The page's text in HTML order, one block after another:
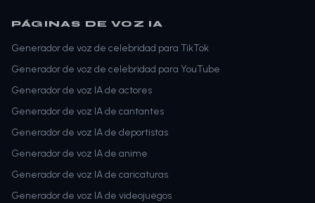
PÁGINAS DE VOZ IA
Generador de voz de celebridad para TikTok
Generador de voz de celebridad para YouTube
Generador de voz IA de actores
Generador de voz IA de cantantes
Generador de voz IA de deportistas
Generador de voz IA de anime
Generador de voz IA de caricaturas
Generador de voz IA de videojuegos